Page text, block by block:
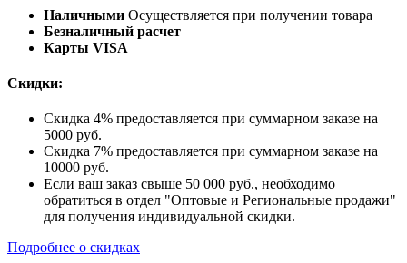
Наличными Осуществляется при получении товара
Безналичный расчет
Карты VISA
Скидки:
Скидка 4% предоставляется при суммарном заказе на
5000 руб.
Скидка 7% предоставляется при суммарном заказе на
10000 руб.
Если ваш заказ свыше 50 000 руб., необходимо
обратиться в отдел "Оптовые и Региональные продажи"
для получения индивидуальной скидки.
Подробнее о скидках